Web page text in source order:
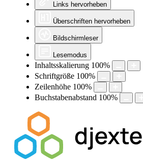
Links hervorheben
Überschriften hervorheben
Bildschirmleser
Lesemodus
Inhaltsskalierung 100%
Schriftgröße 100%
Zeilenhöhe 100%
Buchstabenabstand 100%